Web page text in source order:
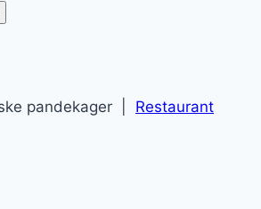
pandekager | Restaurant